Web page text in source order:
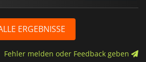
ERGEBNISSE
Fehler melden oder Feedback geben